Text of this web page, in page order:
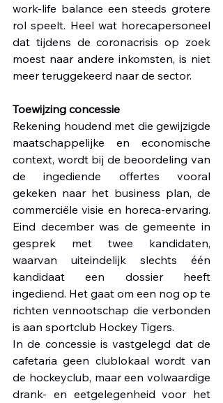
work-life balance een steeds grotere
rol speelt. Heel wat horecapersoneel
dat tijdens de coronacrisis op zoek
moest naar andere inkomsten, is niet
meer teruggekeerd naar de sector.
Toewijzing concessie
Rekening houdend met die gewijzigde
maatschappelijke en economische
context, wordt bij de beoordeling van
de ingediende offertes vooral
gekeken naar het business plan, de
commerciële visie en horeca-ervaring.
Eind december was de gemeente in
gesprek met twee kandidaten,
waarvan uiteindelijk slechts één
kandidaat een dossier heeft
ingediend. Het gaat om een nog op te
richten vennootschap die verbonden
is aan sportclub Hockey Tigers.
In de concessie is vastgelegd dat de
cafetaria geen clublokaal wordt van
de hockeyclub, maar een volwaardige
drank- en eetgelegenheid voor het